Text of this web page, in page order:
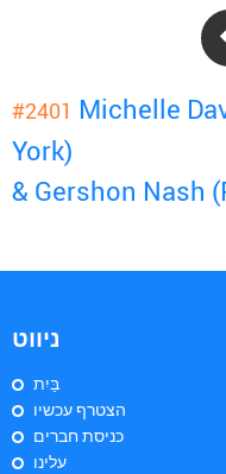
#2401 Michelle
York)
& Gershon Nash
ניווט
בַּיִת
הצטרף עכשיו
כניסת חברים
עלינו